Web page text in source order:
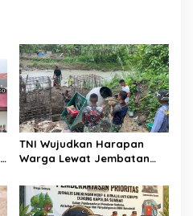
TNI Wujudkan Harapan
Warga Lewat Jembatan
Menghubungkan Dua
Tepian